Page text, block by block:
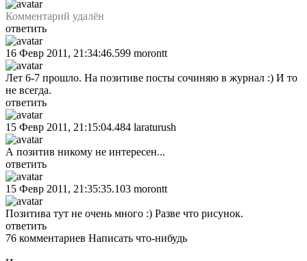
Комментарий удалён
ответить
16 Февр 2011, 21:34:46.599 morontt
Лет 6-7 прошло. На позитиве посты сочиняю в журнал :) И то
не всегда.
ответить
15 Февр 2011, 21:15:04.484 laraturush
А позитив никому не интересен...
ответить
15 Февр 2011, 21:35:35.103 morontt
Позитива тут не очень много :) Разве что рисунок.
ответить
76 комментариев Написать что-нибудь